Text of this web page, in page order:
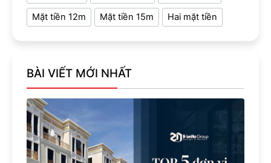
Mặt tiền 12m Mặt tiền 15m Hai mặt tiền
BÀI VIẾT MỚI NHẤT